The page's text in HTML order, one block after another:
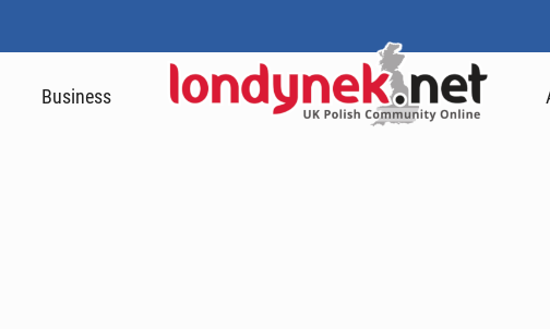
Business